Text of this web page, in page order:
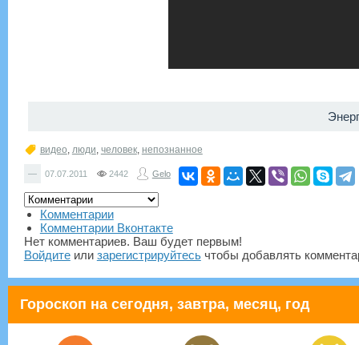
видео, люди, человек, непознанное
— 07.07.2011 2442 Gelo
Комментарии
Комментарии Вконтакте
Нет комментариев. Ваш будет первым!
Войдитеили зарегистрируйтесьчтобы добавлять
Гороскоп на сегодня, завтра, месяц, год